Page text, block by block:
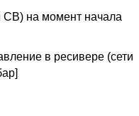
СВ) на момент начала
в ресивере (сети